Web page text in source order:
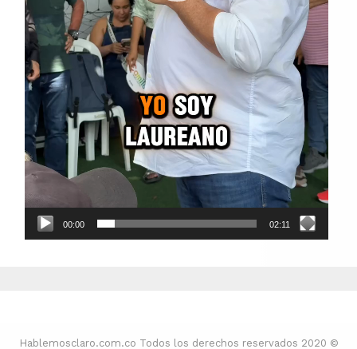
00:00 02:11
Hablemosclaro.com.co Todos los derechos reservados 2020 ©